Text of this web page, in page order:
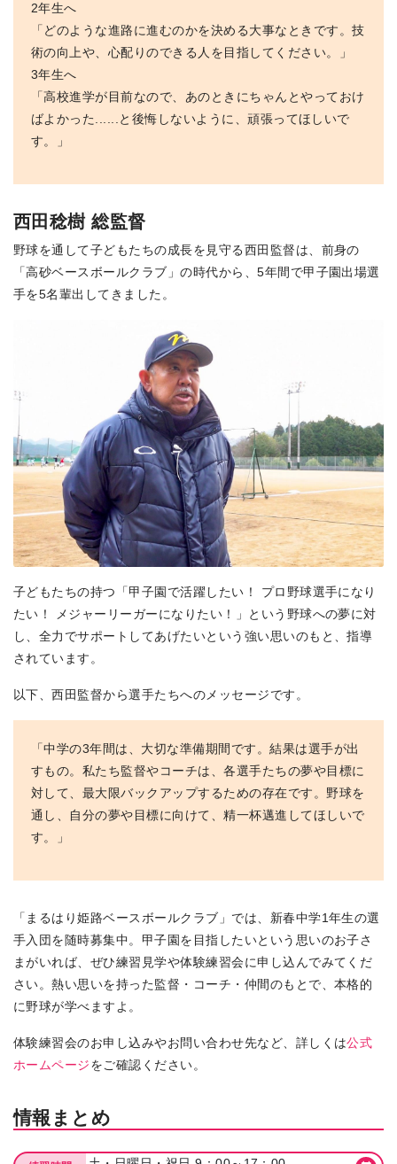
2年生へ
「どのような進路に進むのかを決める大事なときです。技
術の向上や、心配りのできる人を目指してください。」
3年生へ
「高校進学が目前なので、あのときにちゃんとやっておけ
ばよかった......と後悔しないように、頑張ってほしいで
す。」
西田稔樹 総監督
野球を通して子どもたちの成長を見守る西田監督は、前身の
「高砂ベースボールクラブ」の時代から、5年間で甲子園出場選
手を5名輩出してきました。
子どもたちの持つ「甲子園で活躍したい！ プロ野球選手になり
たい！ メジャーリーガーになりたい！」という野球への夢に対
し、全力でサポートしてあげたいという強い思いのもと、指導
されています。
以下、西田監督から選手たちへのメッセージです。
「中学の3年間は、大切な準備期間です。結果は選手が出
すもの。私たち監督やコーチは、各選手たちの夢や目標に
対して、最大限バックアップするための存在です。野球を
通し、自分の夢や目標に向けて、精一杯邁進してほしいで
す。」
「まるはり姫路ベースボールクラブ」では、新春中学1年生の選
手入団を随時募集中。甲子園を目指したいという思いのお子さ
まがいれば、ぜひ練習見学や体験練習会に申し込んでみてくだ
さい。熱い思いを持った監督・コーチ・仲間のもとで、本格的
に野球が学べますよ。
体験練習会のお申し込みやお問い合わせ先など、詳しくは公式
ホームページをご確認ください。
情報まとめ